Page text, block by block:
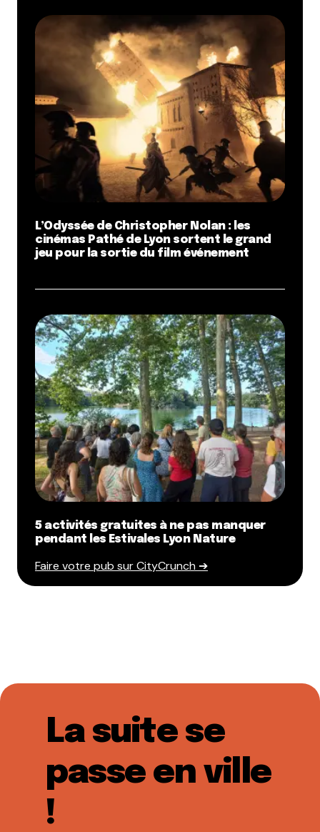
L’Odyssée de Christopher Nolan : les
cinémas Pathé de Lyon sortent le grand
jeu pour la sortie du film événement
5 activités gratuites à ne pas manquer
pendant les Estivales Lyon Nature
Faire votre pub sur CityCrunch ➔
La suite se
passe en ville
!